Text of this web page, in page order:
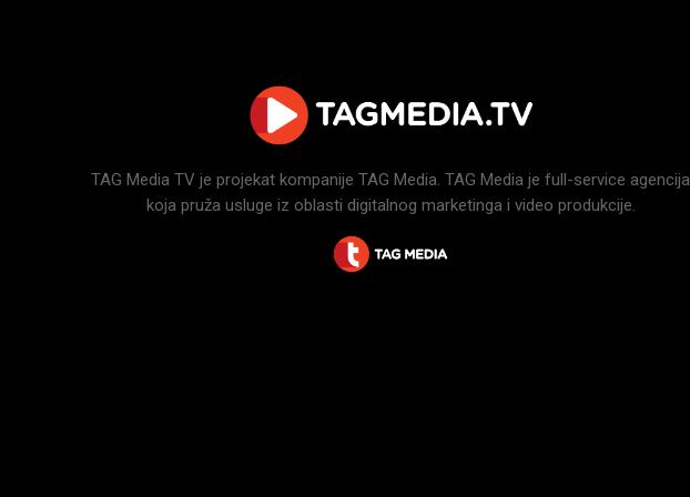
TAG Media TV je projekat kompanije TAG Media. TAG Media je full-service agencija
koja pruža usluge iz oblasti digitalnog marketinga i video produkcije.